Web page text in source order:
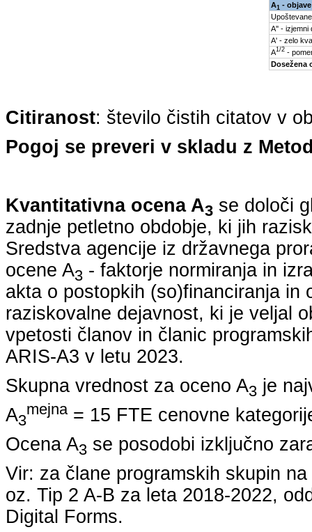
A1 - objave
A'' - izjemni
A' - zelo
A1/2-
Dosežena
Citiranost: število čistih citatov v
Pogoj se preveri v skladu z
Kvantitativna ocena A3 se določi
zadnje petletno obdobje, ki jih
Sredstva agencije iz državnega
ocene A3 - faktorje normiranja in
akta o postopkih (so)financiranja in
raziskovalne dejavnost, ki je veljal
vpetosti članov in članic
ARIS-A3 v letu 2023.
Skupna vrednost za oceno A3 je
A3
mejna= 15 FTE cenovne
Ocena A3 se posodobi izključno
Vir: za člane programskih skupin
oz. Tip 2 A-B za leta 2018-2022,
Digital Forms.